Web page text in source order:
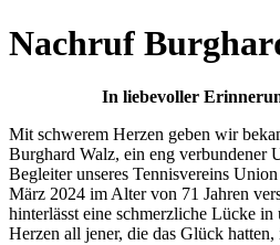
Nachruf
In liebevoller
Mit schwerem Herzen geben wir
Burghard Walz, ein eng verbundener
Begleiter unseres Tennisvereins
März 2024 im Alter von 71 Jahren
hinterlässt eine schmerzliche Lücke
Herzen all jener, die das Glück hatten,